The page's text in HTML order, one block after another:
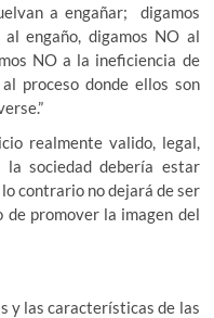
a engañar; digamos
engaño, digamos NO al
NO a la ineficiencia de
proceso donde ellos son
realmente valido, legal,
sociedad debería estar
contrario no dejará de ser
promover la imagen del
y las características de las